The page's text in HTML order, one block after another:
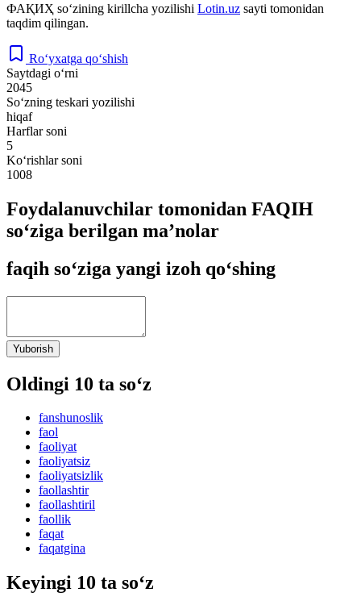
ФАҚИҲ so‘zining kirillcha yozilishi Lotin.uz sayti tomonidan
taqdim qilingan.
Ro‘yxatga qo‘shish
Saytdagi o‘rni
2045
So‘zning teskari yozilishi
hiqaf
Harflar soni
5
Ko‘rishlar soni
1008
Foydalanuvchilar tomonidan FAQIH
so‘ziga berilgan ma’nolar
faqih so‘ziga yangi izoh qo‘shing
Yuborish
Oldingi 10 ta so‘z
fanshunoslik
faol
faoliyat
faoliyatsiz
faoliyatsizlik
faollashtir
faollashtiril
faollik
faqat
faqatgina
Keyingi 10 ta so‘z